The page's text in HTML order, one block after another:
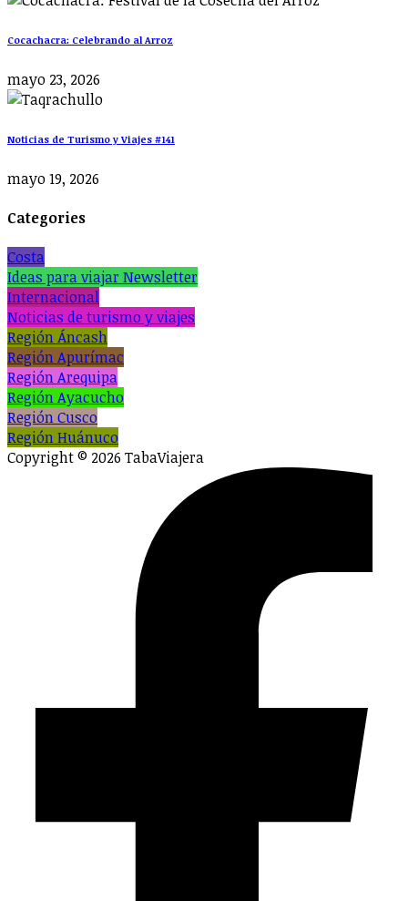
Cocachacra: Celebrando al Arroz
mayo 23, 2026
Noticias de Turismo y Viajes #141
mayo 19, 2026
Categories
Costa
Ideas para viajar Newsletter
Internacional
Noticias de turismo y viajes
Región Áncash
Región Apurímac
Región Arequipa
Región Ayacucho
Región Cusco
Región Huánuco
Copyright © 2026 TabaViajera